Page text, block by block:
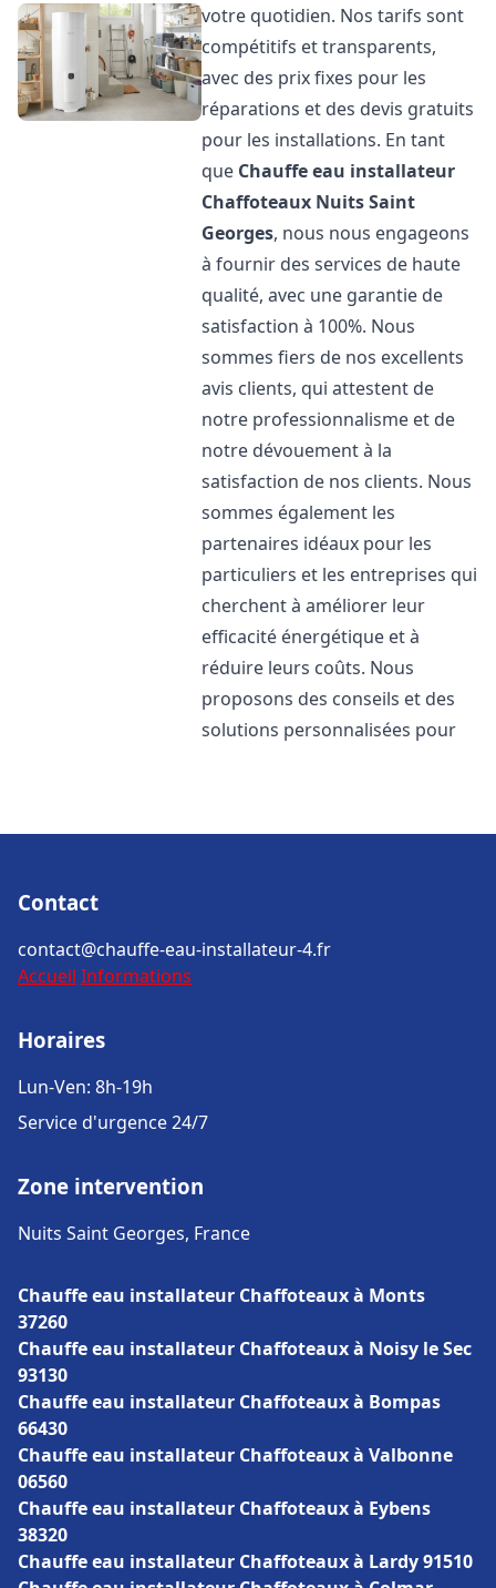
votre quotidien. Nos tarifs sont
compétitifs et transparents,
avec des prix fixes pour les
réparations et des devis gratuits
pour les installations. En tant
que Chauffe eau installateur
Chaffoteaux Nuits Saint
Georges, nous nous engageons
à fournir des services de haute
qualité, avec une garantie de
satisfaction à 100%. Nous
sommes fiers de nos excellents
avis clients, qui attestent de
notre professionnalisme et de
notre dévouement à la
satisfaction de nos clients. Nous
sommes également les
partenaires idéaux pour les
particuliers et les entreprises qui
cherchent à améliorer leur
efficacité énergétique et à
réduire leurs coûts. Nous
proposons des conseils et des
solutions personnalisées pour
Contact
contact@chauffe-eau-installateur-4.fr
Accueil Informations
Horaires
Lun-Ven: 8h-19h
Service d'urgence 24/7
Zone intervention
Nuits Saint Georges, France
Chauffe eau installateur Chaffoteaux à Monts
37260
Chauffe eau installateur Chaffoteaux à Noisy le Sec
93130
Chauffe eau installateur Chaffoteaux à Bompas
66430
Chauffe eau installateur Chaffoteaux à Valbonne
06560
Chauffe eau installateur Chaffoteaux à Eybens
38320
Chauffe eau installateur Chaffoteaux à Lardy 91510